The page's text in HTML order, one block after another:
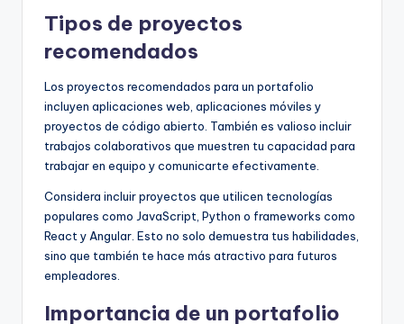
Tipos de proyectos
recomendados
Los proyectos recomendados para un portafolio
incluyen aplicaciones web, aplicaciones móviles y
proyectos de código abierto. También es valioso incluir
trabajos colaborativos que muestren tu capacidad para
trabajar en equipo y comunicarte efectivamente.
Considera incluir proyectos que utilicen tecnologías
populares como JavaScript, Python o frameworks como
React y Angular. Esto no solo demuestra tus habilidades,
sino que también te hace más atractivo para futuros
empleadores.
Importancia de un portafolio